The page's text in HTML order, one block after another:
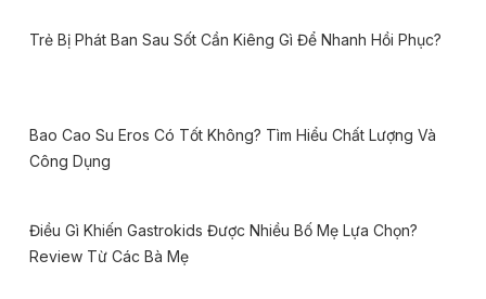
Trẻ Bị Phát Ban Sau Sốt Cần Kiêng Gì Để Nhanh Hồi Phục?
Bao Cao Su Eros Có Tốt Không? Tìm Hiểu Chất Lượng Và
Công Dụng
Điều Gì Khiến Gastrokids Được Nhiều Bố Mẹ Lựa Chọn?
Review Từ Các Bà Mẹ